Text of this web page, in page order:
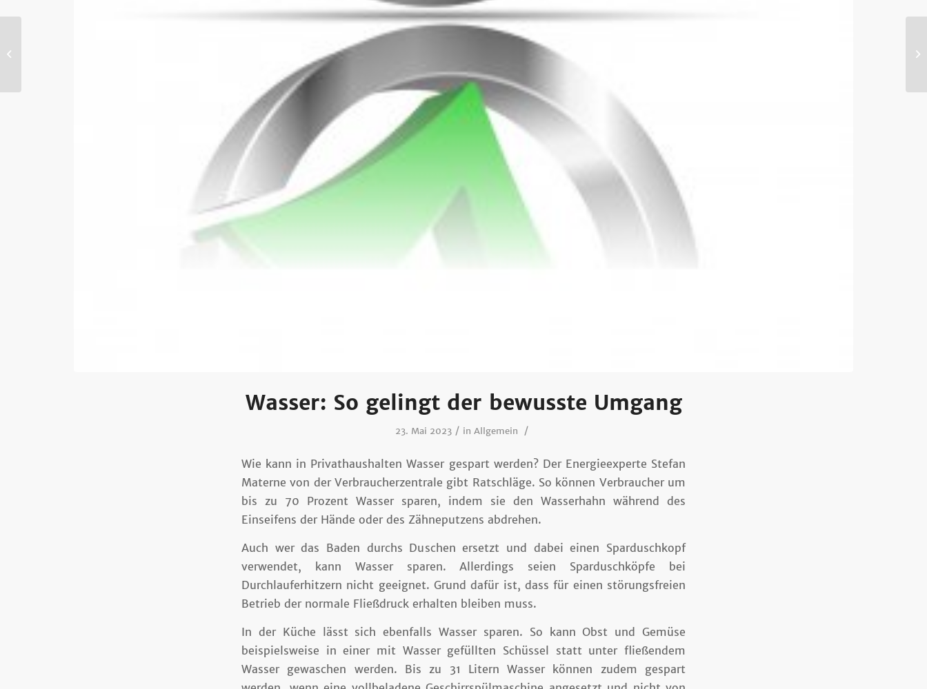
Wasser: So gelingt der bewusste Umgang
23. Mai 2023 / in Allgemein /
Wie kann in Privathaushalten Wasser gespart werden? Der Energieexperte Stefan
Materne von der Verbraucherzentrale gibt Ratschläge. So können Verbraucher um
bis zu 70 Prozent Wasser sparen, indem sie den Wasserhahn während des
Einseifens der Hände oder des Zähneputzens abdrehen.
Auch wer das Baden durchs Duschen ersetzt und dabei einen Sparduschkopf
verwendet, kann Wasser sparen. Allerdings seien Sparduschköpfe bei
Durchlauferhitzern nicht geeignet. Grund dafür ist, dass für einen störungsfreien
Betrieb der normale Fließdruck erhalten bleiben muss.
In der Küche lässt sich ebenfalls Wasser sparen. So kann Obst und Gemüse
beispielsweise in einer mit Wasser gefüllten Schüssel statt unter fließendem
Wasser gewaschen werden. Bis zu 31 Litern Wasser können zudem gespart